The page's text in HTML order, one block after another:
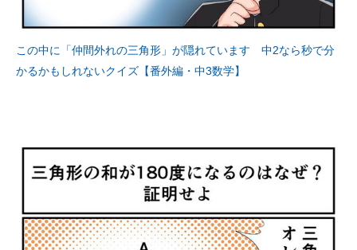
この中に「仲間外れの三角形」が隠れています 中2なら秒で分
かるかもしれないクイズ【番外編・中3数学】